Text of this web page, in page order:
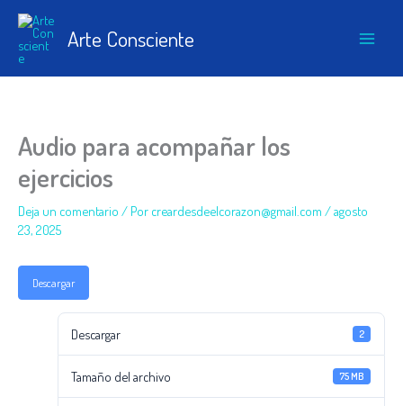
contenido
Arte Consciente
Audio para acompañar los
ejercicios
Deja un comentario / Por creardesdeelcorazon@gmail.com /agosto
23, 2025
Descargar
Descargar 2
Tamaño del archivo 75 MB